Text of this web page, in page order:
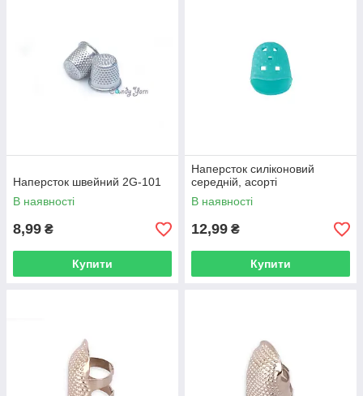
Наперсток швейний 2G-101
В наявності
8,99 ₴
Купити
Наперсток силіконовий
середній, асорті
В наявності
12,99 ₴
Купити